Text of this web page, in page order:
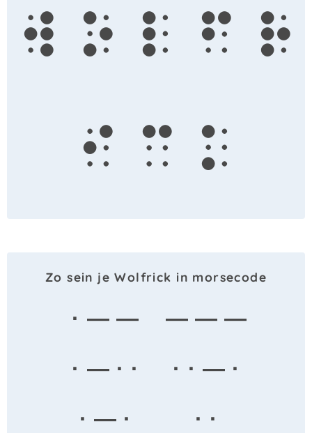
w o l f r
i c k
Zo sein je Wolfrick in morsecode
· — —
— — —
· — · ·
· · — ·
· — ·
· ·